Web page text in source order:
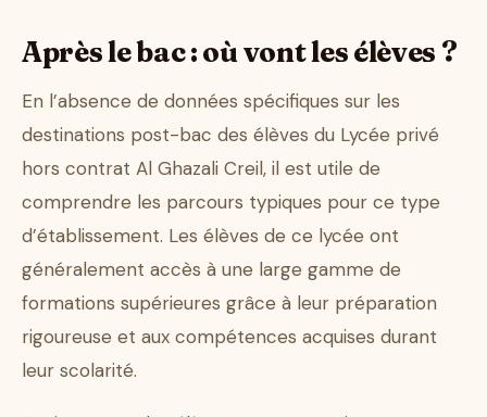
Après le bac : où vont les élèves ?
En l’absence de données spécifiques sur les
destinations post-bac des élèves du Lycée privé
hors contrat Al Ghazali Creil, il est utile de
comprendre les parcours typiques pour ce type
d’établissement. Les élèves de ce lycée ont
généralement accès à une large gamme de
formations supérieures grâce à leur préparation
rigoureuse et aux compétences acquises durant
leur scolarité.